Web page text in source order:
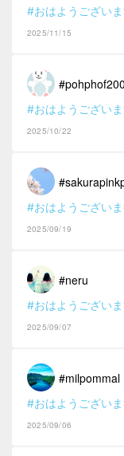
#おはようござい
2025/11/15
#おはようござい
2025/10/22
#おはようござい
2025/09/19
#neru
#おはようござい
2025/09/07
#milpommal
#おはようござい
2025/09/06